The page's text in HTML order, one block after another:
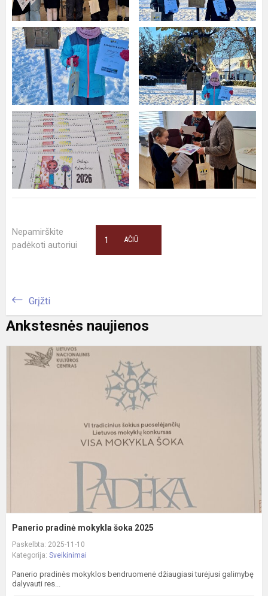
Nepamirškite
padėkoti autoriui
AČIŪ
1
Grįžti
Ankstesnės naujienos
Panerio pradinė mokykla šoka 2025
Paskelbta: 2025-11-10
Kategorija: Sveikinimai
Panerio pradinės mokyklos bendruomenė džiaugiasi turėjusi galimybę
dalyvauti res...